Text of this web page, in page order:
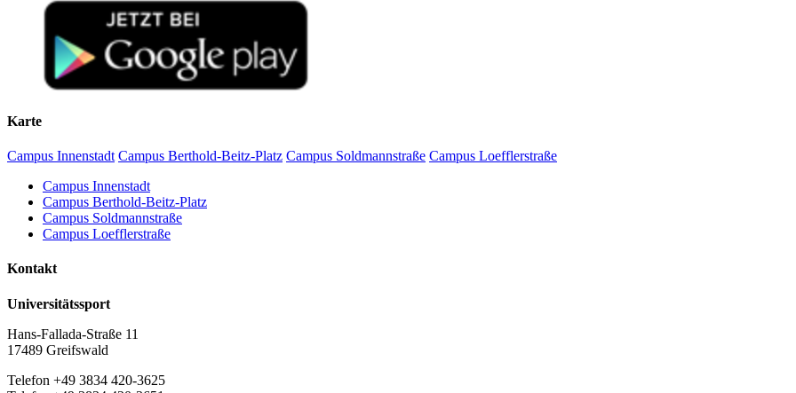
Karte
Campus Innenstadt Campus Berthold-Beitz-Platz Campus Soldmannstraße Campus Loefflerstraße
Campus Innenstadt
Campus Berthold-Beitz-Platz
Campus Soldmannstraße
Campus Loefflerstraße
Kontakt
Universitätssport
Hans-Fallada-Straße 11
17489 Greifswald
Telefon +49 3834 420-3625